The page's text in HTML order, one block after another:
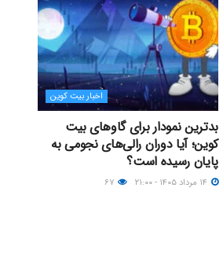
اخبار بیت کوین
بدترین نمودار برای گاوهای بیت
کوین؛ آیا دوران رالی‌های نجومی به
پایان رسیده است؟